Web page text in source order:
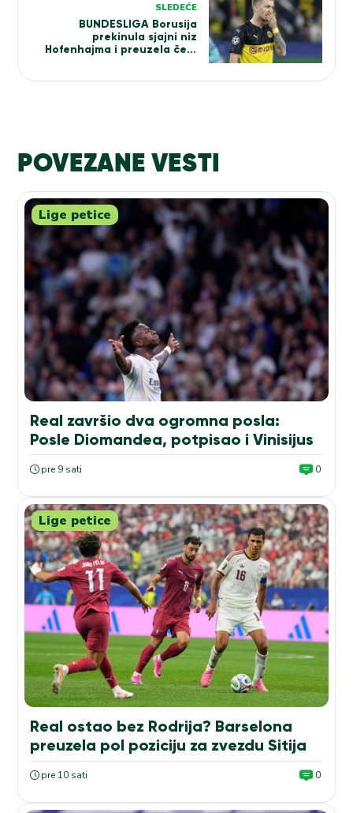
SLEDEĆE
BUNDESLIGA Borusija
prekinula sjajni niz
Hofenhajma i preuzela čelo
POVEZANE VESTI
Lige petice
Real završio dva ogromna posla:
Posle Diomandea, potpisao i Vinisijus
pre 9 sati 0
Lige petice
Real ostao bez Rodrija? Barselona
preuzela pol poziciju za zvezdu Sitija
pre 10 sati 0